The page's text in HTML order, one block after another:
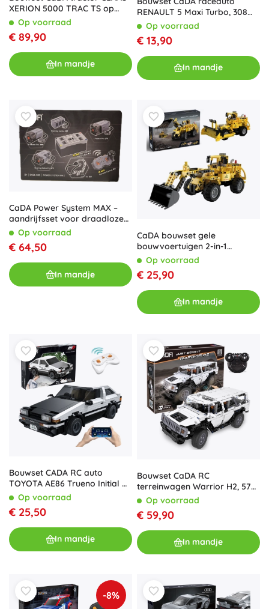
XERION 5000 TRAC TS op
rupsbanden 1:32 (1336
onderdelen)
Op voorraad
€ 89,90
In mandje
RENAULT 5 Maxi Turbo, 308
stukjes
Op voorraad
€ 13,90
In mandje
CaDA Power System MAX –
aandrijfsset voor draadloze
bediening van modellen
Op voorraad
€ 64,50
In mandje
CaDA bouwset gele
bouwvoertuigen 2-in-1
wiellader en bulldozer
Op voorraad
€ 25,90
In mandje
Bouwset CADA RC auto
TOYOTA AE86 Trueno Initial D
1:20, 325 stukjes
Op voorraad
€ 25,50
In mandje
Bouwset CaDA RC
terreinwagen Warrior H2, 575
onderdelen, Dual Mode
Op voorraad
€ 59,90
In mandje
-8%